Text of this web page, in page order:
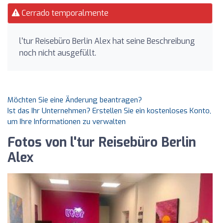
Cerrado temporalmente
l'tur Reisebüro Berlin Alex hat seine Beschreibung
noch nicht ausgefüllt.
Möchten Sie eine Änderung beantragen?
Ist das Ihr Unternehmen? Erstellen Sie ein kostenloses Konto,
um Ihre Informationen zu verwalten
Fotos von l'tur Reisebüro Berlin
Alex